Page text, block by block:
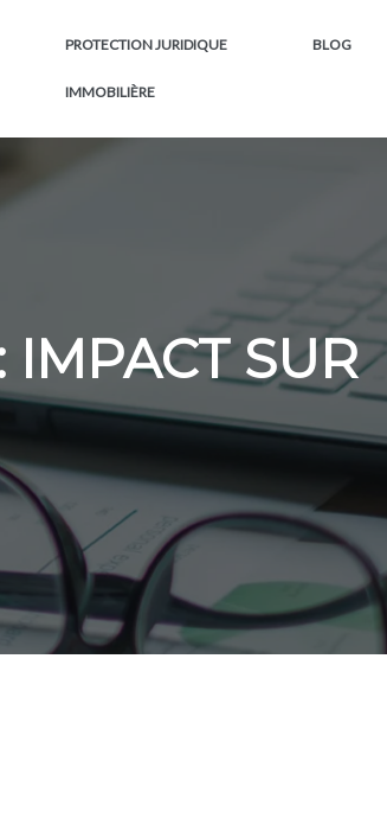
PROTECTION JURIDIQUE
IMMOBILIÈRE
BLOG
IMPACT SUR